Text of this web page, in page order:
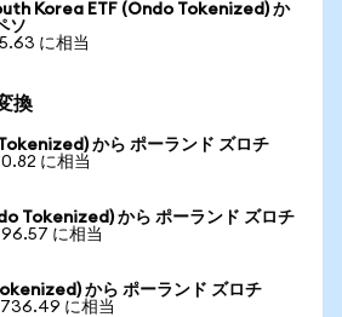
Korea ETF (Ondo Tokenized) か
ソ
に相当
換
から ポーランド ズロチ
に相当
Tokenized) から ポーランド ズロチ
に相当
から ポーランド ズロチ
に相当